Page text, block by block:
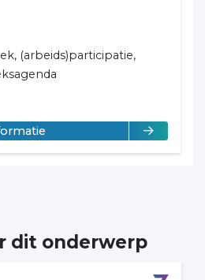
(arbeids)participatie,
over José Weststrate
dit onderwerp